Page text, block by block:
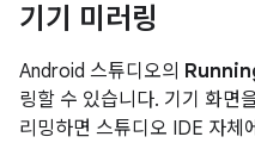
기기 미러링
Android 스튜디오의
링할 수 있습니다. 기기 화면
리밍하면 스튜디오 IDE 자체